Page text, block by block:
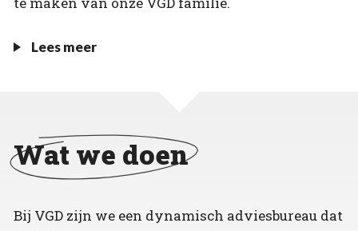
Lees meer
Wat we doen
Bij VGD zijn we een dynamisch adviesbureau dat